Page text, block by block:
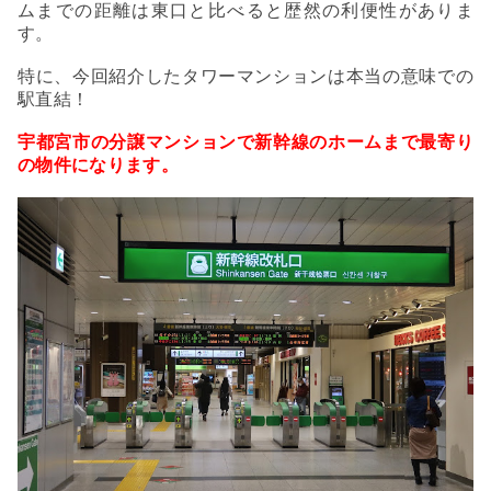
ムまでの距離は東口と比べると歴然の利便性がありま
す。
特に、今回紹介したタワーマンションは本当の意味での
駅直結！
宇都宮市の分譲マンションで新幹線のホームまで最寄り
の物件になります。